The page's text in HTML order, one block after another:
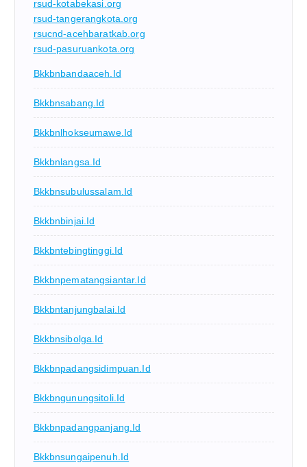
rsud-kotabekasi.org
rsud-tangerangkota.org
rsucnd-acehbaratkab.org
rsud-pasuruankota.org
Bkkbnbandaaceh.id
Bkkbnsabang.id
Bkkbnlhokseumawe.id
Bkkbnlangsa.id
Bkkbnsubulussalam.id
Bkkbnbinjai.id
Bkkbntebingtinggi.id
Bkkbnpematangsiantar.id
Bkkbntanjungbalai.id
Bkkbnsibolga.id
Bkkbnpadangsidimpuan.id
Bkkbngunungsitoli.id
Bkkbnpadangpanjang.id
Bkkbnsungaipenuh.id